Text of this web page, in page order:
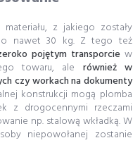
z jakiego zostały
nawet 30 kg. Z tego też
pojętym transporcie w
towaru, ale również w
czy workach na dokumenty
konstrukcji mogą plomba
z drogocennymi rzeczami
np. stalową wkładką. W
niepowołanej zostanie